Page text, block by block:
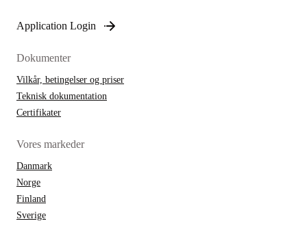
Application Login
Dokumenter
Vilkår, betingelser og priser
Teknisk dokumentation
Certifikater
Vores markeder
Danmark
Norge
Finland
Sverige